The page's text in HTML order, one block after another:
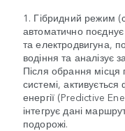
1. Гібридний режим
автоматично
та електродвигуна,
водіння та аналізує
Після обрання місця
системі, активується
енергії (Predictive
інтегрує дані
подорожі.